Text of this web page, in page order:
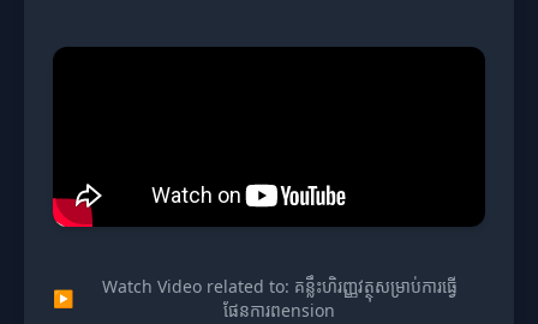
▶
Watch Video related to: គន្លឹះហិរញ្ញវត្ថុសម្រាប់ការធ្វើ
ផែនការពension